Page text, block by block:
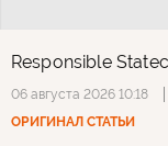
Responsible
06 августа 2026 10:18
ОРИГИНАЛ СТАТЬИ